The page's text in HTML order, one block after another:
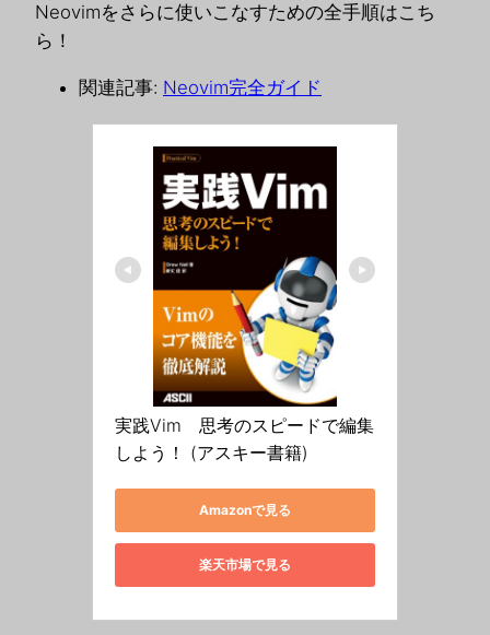
Neovimをさらに使いこなすための全手順はこち
ら！
関連記事: Neovim完全ガイド
実践Vim　思考のスピードで編集
しよう！ (アスキー書籍)
Amazonで見る
楽天市場で見る